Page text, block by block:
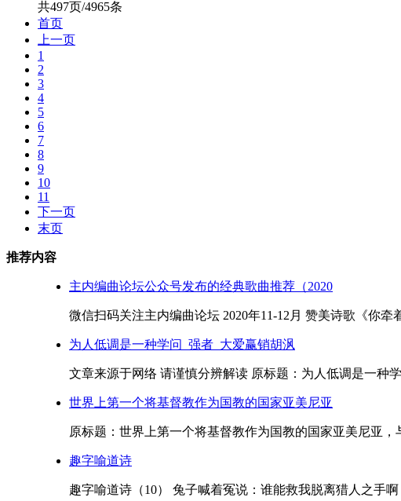
共497页/4965条
首页
上一页
1
2
3
4
5
6
7
8
9
10
11
下一页
末页
推荐内容
主内编曲论坛公众号发布的经典歌曲推荐（2020
微信扫码关注主内编曲论坛 2020年11-12月 赞美诗歌《你牵
为人低调是一种学问_强者_大爱赢销胡沨
文章来源于网络 请谨慎分辨解读 原标题：为人低调是一种
世界上第一个将基督教作为国教的国家亚美尼亚
原标题：世界上第一个将基督教作为国教的国家亚美尼亚，
趣字喻道诗
趣字喻道诗（10） 兔子喊着冤说：谁能救我脱离猎人之手